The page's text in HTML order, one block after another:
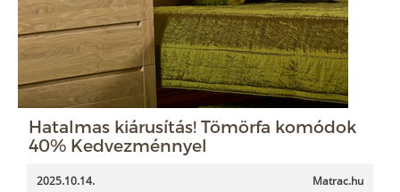
Hatalmas kiárusítás! Tömörfa komódok
40% Kedvezménnyel
2025.10.14. Matrac.hu